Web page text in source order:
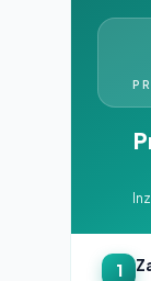
1